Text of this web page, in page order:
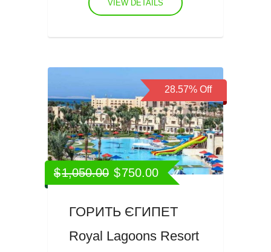
VIEW DETAILS
28.57% Off
$1,050.00 $750.00
ГОРИТЬ ЄГИПЕТ
Royal Lagoons Resort